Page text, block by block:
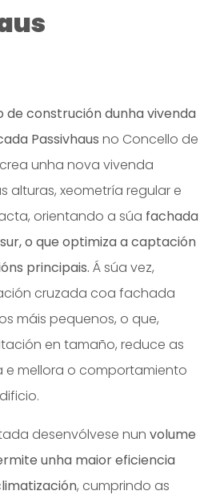
de construción dunha vivenda
Passivhaus no Concello de
unha nova vivenda
alturas, xeometría regular e
orientando a súa fachada
o que optimiza a captación
principais. Á súa vez,
cruzada coa fachada
máis pequenos, o que,
en tamaño, reduce as
e mellora o comportamiento
desenvólvese nun volume
unha maior eficiencia
, cumprindo as